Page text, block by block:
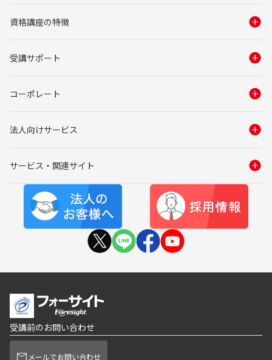
資格講座の特徴
受講サポート
コーポレート
法人向けサービス
サービス・関連サイト
受講前のお問い合わせ
メールでお問い合わせ